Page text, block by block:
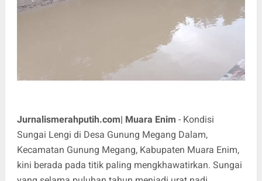
Jurnalismerahputih.com| Muara Enim - Kondisi
Sungai Lengi di Desa Gunung Megang Dalam,
Kecamatan Gunung Megang, Kabupaten Muara Enim,
kini berada pada titik paling mengkhawatirkan. Sungai